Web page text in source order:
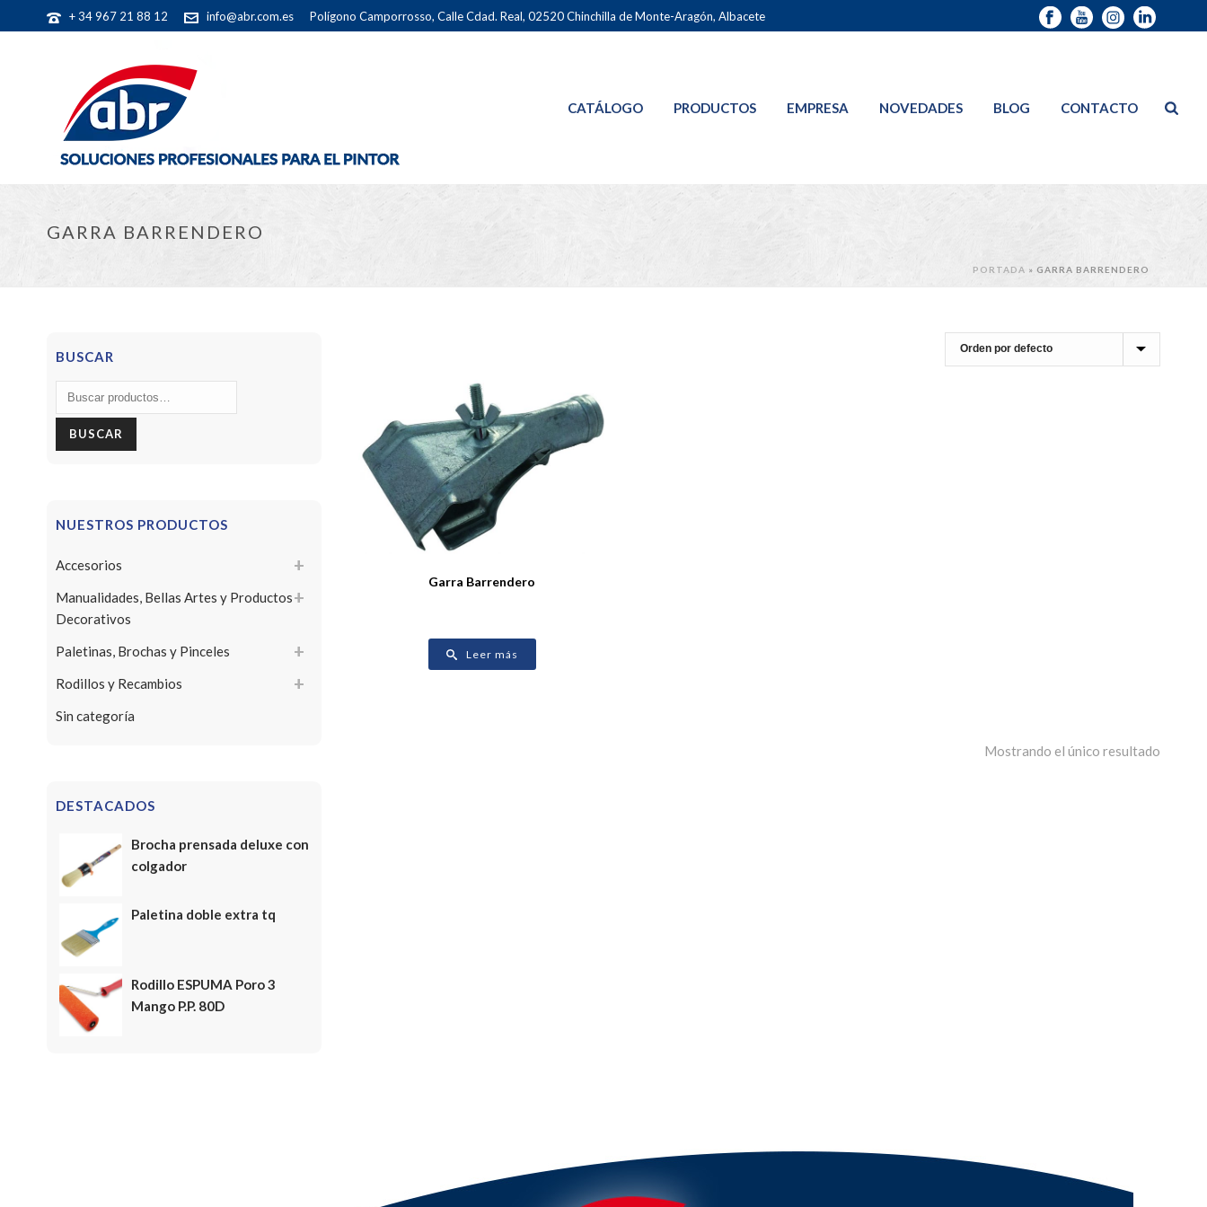
+ 34 967 21 88 12 info@abr.com.es Polígono Camporrosso, Calle Cdad. Real, 02520 Chinchilla de Monte-Aragón, Albacete
CATÁLOGO PRODUCTOS EMPRESA NOVEDADES BLOG CONTACTO
GARRA BARRENDERO
PORTADA » GARRA BARRENDERO
Garra Barrendero
Leer más
Mostrando el único resultado
BUSCAR
Buscar
por:
BUSCAR
NUESTROS PRODUCTOS
Accesorios
Manualidades, Bellas Artes y Productos
Decorativos
Paletinas, Brochas y Pinceles
Rodillos y Recambios
Sin categoría
DESTACADOS
Brocha prensada deluxe con
colgador
Paletina doble extra tq
Rodillo ESPUMA Poro 3
Mango P.P. 80D